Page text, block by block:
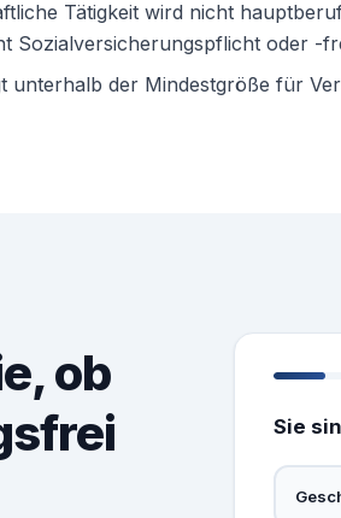
Tätigkeit wird nicht
Sozialversicherungspflicht oder -
unterhalb der Mindestgröße für
ob
Sie